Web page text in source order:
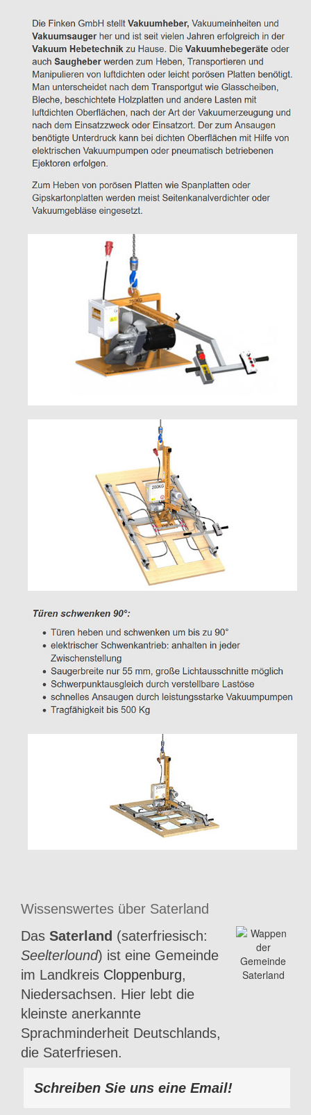
Wissenswertes über Saterland
Das Saterland (saterfriesisch:
Seelterlound) ist eine Gemeinde
im Landkreis Cloppenburg,
Niedersachsen. Hier lebt die
kleinste anerkannte
Sprachminderheit Deutschlands,
die Saterfriesen.
Schreiben Sie uns eine Email!